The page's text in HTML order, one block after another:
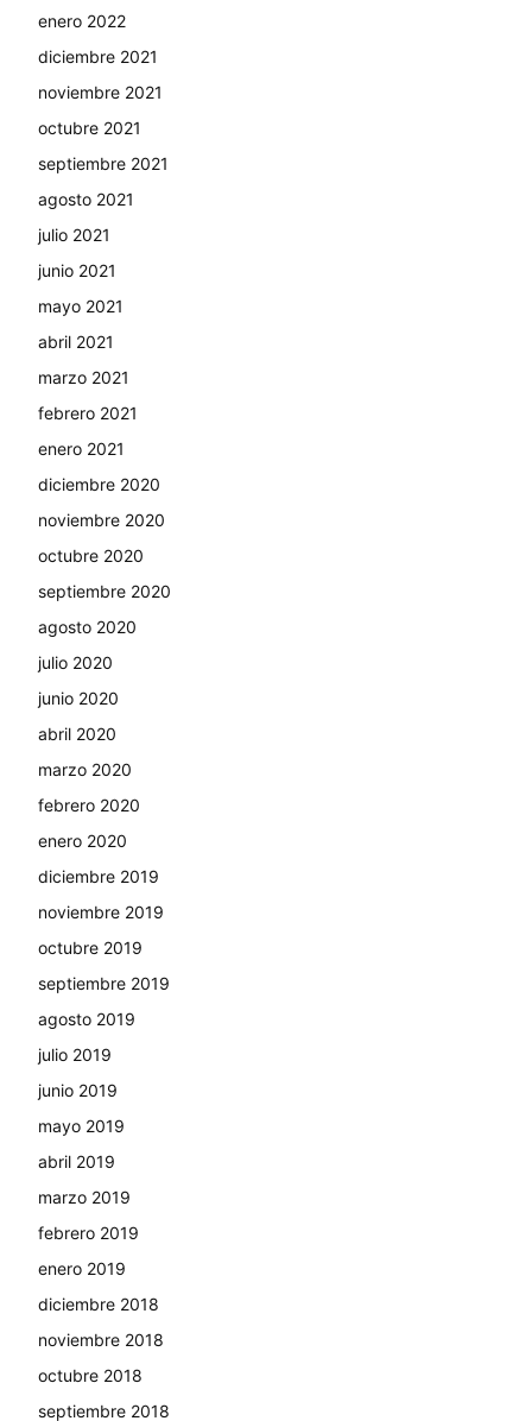
enero 2022
diciembre 2021
noviembre 2021
octubre 2021
septiembre 2021
agosto 2021
julio 2021
junio 2021
mayo 2021
abril 2021
marzo 2021
febrero 2021
enero 2021
diciembre 2020
noviembre 2020
octubre 2020
septiembre 2020
agosto 2020
julio 2020
junio 2020
abril 2020
marzo 2020
febrero 2020
enero 2020
diciembre 2019
noviembre 2019
octubre 2019
septiembre 2019
agosto 2019
julio 2019
junio 2019
mayo 2019
abril 2019
marzo 2019
febrero 2019
enero 2019
diciembre 2018
noviembre 2018
octubre 2018
septiembre 2018